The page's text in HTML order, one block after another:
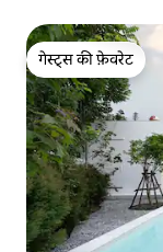
गेस्ट्स की फ़ेवरेट
गेस्ट्स की फ़ेवरेट